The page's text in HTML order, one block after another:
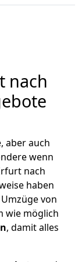
nach
aber auch
wenn
nach
haben
von
wie möglich
, damit alles